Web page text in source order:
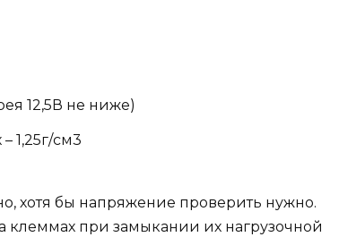
12,5В не ниже)
1,25г/см3
хотя бы напряжение проверить нужно.
клеммах при замыкании их нагрузочной